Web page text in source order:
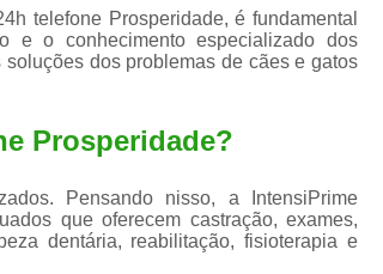
Consulta para Animais Silvestres São
Consulta para Silvestres
Exame de Endoscopia Veterinária
Exame de Raio X para Animais
Exame de Ultrassom para
telefone Prosperidade, é fundamental
e o conhecimento especializado dos
dos problemas de cães e gatos
Prosperidade?
Pensando nisso, a IntensiPrime
que oferecem castração, exames,
dentária, reabilitação, fisioterapia e